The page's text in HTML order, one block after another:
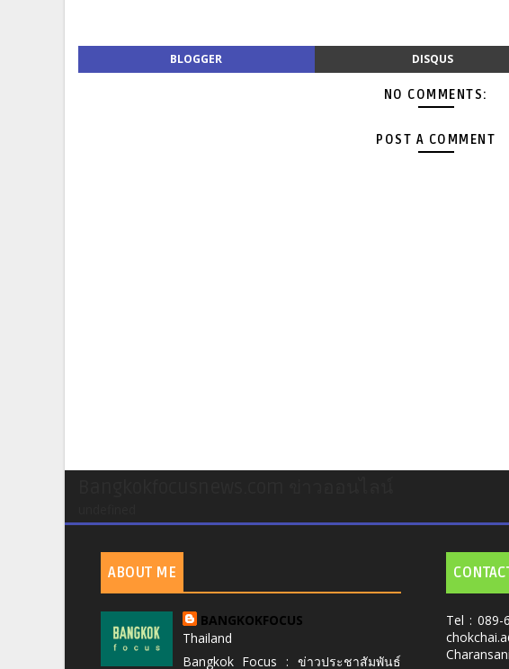
BLOGGER DISQUS
NO COMMENTS:
POST A COMMENT
ABOUT ME
BANGKOKFOCUS
Thailand
Bangkok Focus : ข่าวประชาสัมพันธ์
Tel : 089-